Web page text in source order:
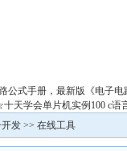
公式手册，最新版《电子电
天学会单片机实例100 c语
开发 >> 在线工具